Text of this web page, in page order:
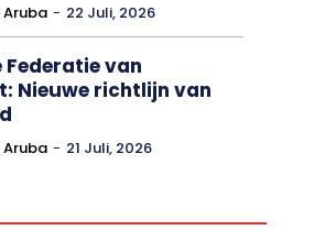
- 22 Juli, 2026
van
Nieuwe richtlijn van
- 21 Juli, 2026